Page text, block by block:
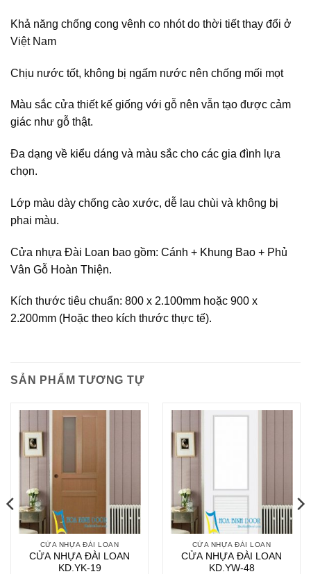
Khả năng chống cong vênh co nhót do thời tiết thay đổi ở
Việt Nam
Chịu nước tốt, không bị ngấm nước nên chống mối mọt
Màu sắc cửa thiết kế giống với gỗ nên vẫn tạo được cảm
giác như gỗ thật.
Đa dạng về kiểu dáng và màu sắc cho các gia đình lựa
chọn.
Lớp màu dày chống cào xước, dễ lau chùi và không bị
phai màu.
Cửa nhựa Đài Loan bao gồm: Cánh + Khung Bao + Phủ
Vân Gỗ Hoàn Thiện.
Kích thước tiêu chuẩn: 800 x 2.100mm hoặc 900 x
2.200mm (Hoặc theo kích thước thực tế).
SẢN PHẨM TƯƠNG TỰ
CỬA NHỰA ĐÀI LOAN
CỬA NHỰA ĐÀI LOAN
KD.YK-19
CỬA NHỰA ĐÀI LOAN
CỬA NHỰA ĐÀI LOAN
KD.YW-48